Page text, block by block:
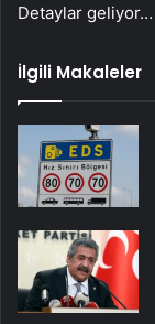
Detaylar geliyor…
İlgili Makaleler